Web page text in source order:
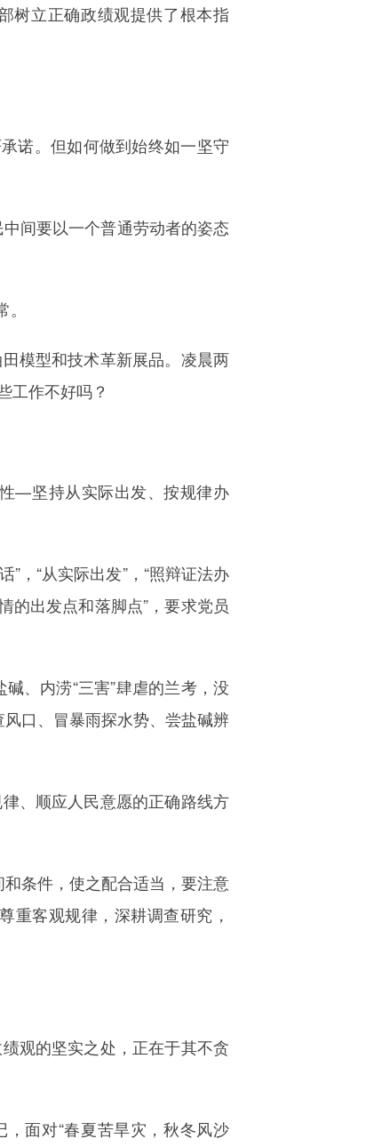
树立正确政绩观提供了根本指
诺。但如何做到始终如一坚守
间要以一个普通劳动者的姿态
模型和技术革新展品。凌晨两
工作不好吗？
—坚持从实际出发、按规律办
，“从实际出发”，“照辩证法办
的出发点和落脚点”，要求党员
、内涝“三害”肆虐的兰考，没
口、冒暴雨探水势、尝盐碱辨
、顺应人民意愿的正确路线方
条件，使之配合适当，要注意
重客观规律，深耕调查研究，
观的坚实之处，正在于其不贪
，面对“春夏苦旱灾，秋冬风沙